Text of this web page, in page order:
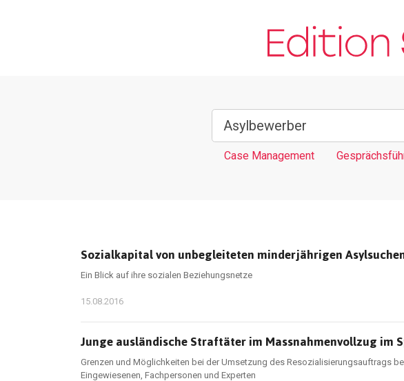
Case Management
Sozialkapital von unbegleiteten minderjährigen
Ein Blick auf ihre sozialen Beziehungsnetze
15.08.2016
Junge ausländische Straftäter im Massnahmenvollzug im
Grenzen und Möglichkeiten bei der Umsetzung des Resozialisierungsauftrags
Eingewiesenen, Fachpersonen und Experten